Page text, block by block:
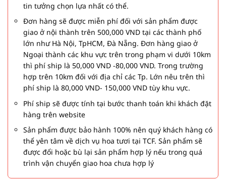
tin tưởng chọn lựa nhất có thể.
Đơn hàng sẽ được miễn phí đối với sản phẩm được
giao ở nội thành trên 500,000 VND tại các thành phố
lớn như Hà Nội, TpHCM, Đà Nẵng. Đơn hàng giao ở
Ngoại thành các khu vực trên trong phạm vi dưới 10km
thì phí ship là 50,000 VND -80,000 VND. Trong trường
hợp trên 10km đối với địa chỉ các Tp. Lớn nêu trên thì
phí ship là 80,000 VND- 150,000 VND tùy khu vực.
Phí ship sẽ được tính tại bước thanh toán khi khách đặt
hàng trên website
Sản phẩm được bảo hành 100% nên quý khách hàng có
thể yên tâm về dịch vụ hoa tươi tại TCF. Sản phẩm sẽ
được đổi hoặc bù lại sản phẩm hợp lý nếu trong quá
trình vận chuyển giao hoa chưa hợp lý